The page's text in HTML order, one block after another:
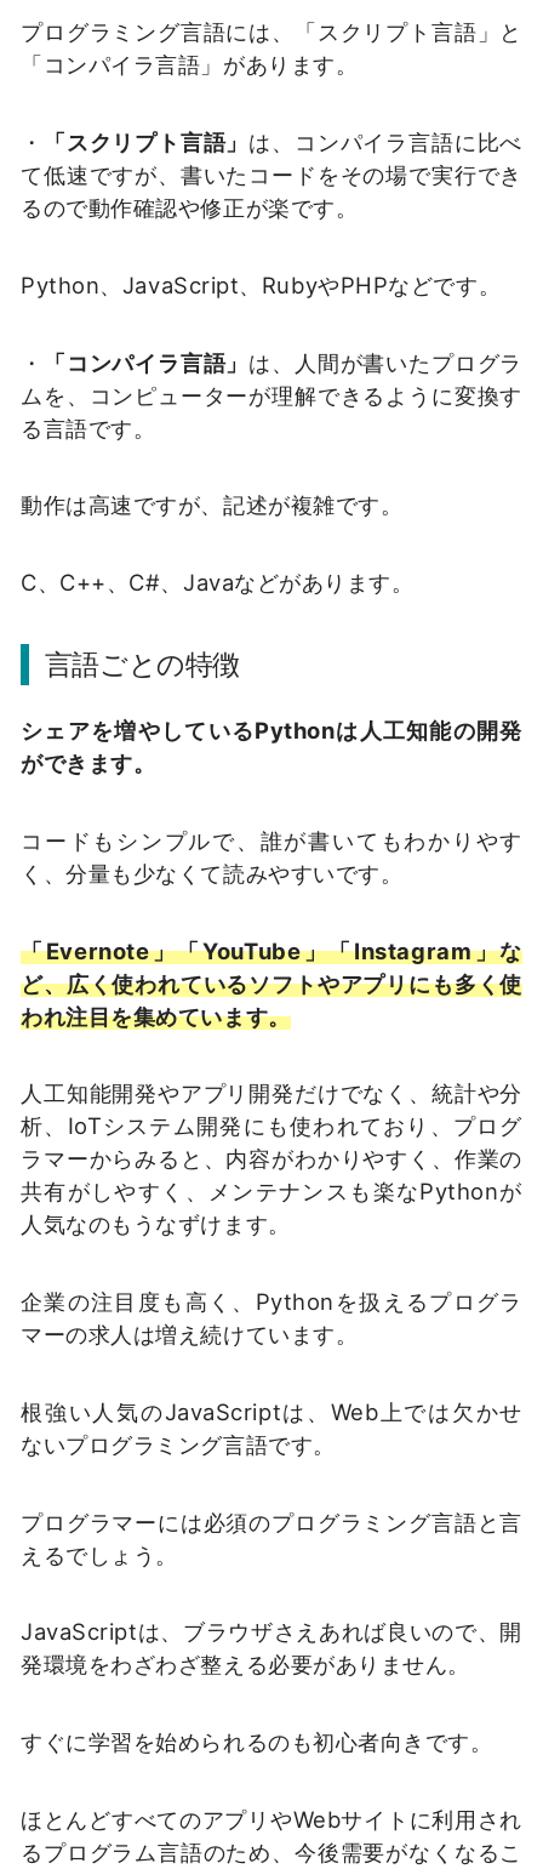
プログラミング言語には、「スクリプト言語」と
「コンパイラ言語」があります。
・ 「スクリプト言語」 は、コンパイラ言語に比べ
て低速ですが、書いたコードをその場で実行でき
るので動作確認や修正が楽です。
Python、JavaScript、RubyやPHPなどです。
・ 「コンパイラ言語」 は、人間が書いたプログラ
ムを、コンピューターが理解できるように変換す
る言語です。
動作は高速ですが、記述が複雑です。
C、C++、C#、Javaなどがあります。
言語ごとの特徴
シェアを増やしているPythonは人工知能の開発
ができます。
コードもシンプルで、誰が書いてもわかりやす
く、分量も少なくて読みやすいです。
「Evernote」「YouTube」「Instagram」な
ど、広く使われているソフトやアプリにも多く使
われ注目を集めています。
人工知能開発やアプリ開発だけでなく、統計や分
析、IoTシステム開発にも使われており、プログ
ラマーからみると、内容がわかりやすく、作業の
共有がしやすく、メンテナンスも楽なPythonが
人気なのもうなずけます。
企業の注目度も高く、Pythonを扱えるプログラ
マーの求人は増え続けています。
根強い人気のJavaScriptは、Web上では欠かせ
ないプログラミング言語です。
プログラマーには必須のプログラミング言語と言
えるでしょう。
JavaScriptは、ブラウザさえあれば良いので、開
発環境をわざわざ整える必要がありません。
すぐに学習を始められるのも初心者向きです。
ほとんどすべてのアプリやWebサイトに利用され
るプログラム言語のため、今後需要がなくなるこ